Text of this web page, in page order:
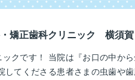
矯正歯科クリニック 横須賀
クです！ 当院は『お口の中か
してくださる患者さまの虫歯や